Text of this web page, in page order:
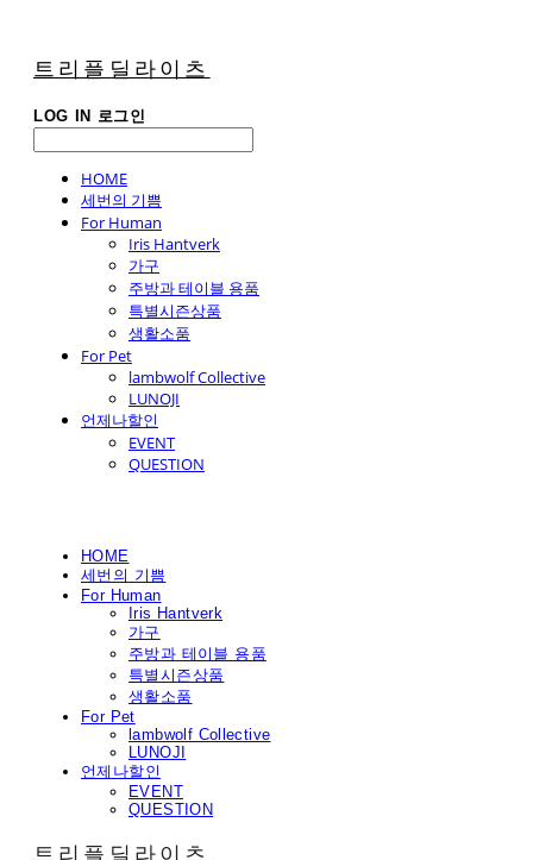
트리플딜라이츠
LOG IN 로그인
HOME
세번의 기쁨
For Human
Iris Hantverk
가구
주방과 테이블 용품
특별시즌상품
생활소품
For Pet
lambwolf Collective
LUNOJI
언제나할인
EVENT
QUESTION
HOME
세번의 기쁨
For Human
Iris Hantverk
가구
주방과 테이블 용품
특별시즌상품
생활소품
For Pet
lambwolf Collective
LUNOJI
언제나할인
EVENT
QUESTION
트리플딜라이츠